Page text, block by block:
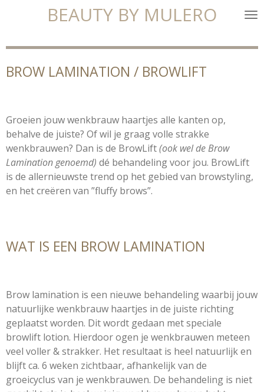
hoofdinhoud
BEAUTY BY MULERO
BROW LAMINATION / BROWLIFT
Groeien jouw wenkbrauw haartjes alle kanten op,
behalve de juiste? Of wil je graag volle strakke
wenkbrauwen? Dan is de BrowLift(ook wel de Brow
Lamination genoemd) dé behandeling voor jou. BrowLift
is de allernieuwste trend op het gebied van browstyling,
en het creëren van ”fluffy brows”.
WAT IS EEN BROW LAMINATION
Brow lamination is een nieuwe behandeling waarbij jouw
natuurlijke wenkbrauw haartjes in de juiste richting
geplaatst worden. Dit wordt gedaan met speciale
browlift lotion. Hierdoor ogen je wenkbrauwen meteen
veel voller & strakker. Het resultaat is heel natuurlijk en
blijft ca. 6 weken zichtbaar, afhankelijk van de
groeicyclus van je wenkbrauwen. De behandeling is niet